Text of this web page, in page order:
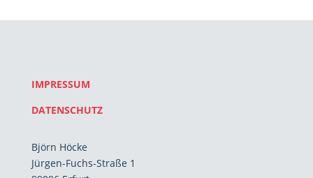
IMPRESSUM
DATENSCHUTZ
Björn Höcke
Jürgen-Fuchs-Straße 1